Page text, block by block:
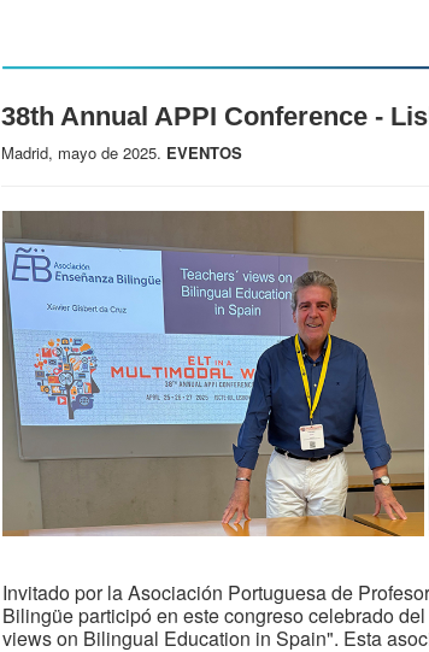
38th Annual APPI Conference -
Madrid, mayo de 2025. EVENTOS
Invitado por la Asociación Portuguesa de
Bilingüe participó en este congreso celebrado
views on Bilingual Education in Spain". Esta